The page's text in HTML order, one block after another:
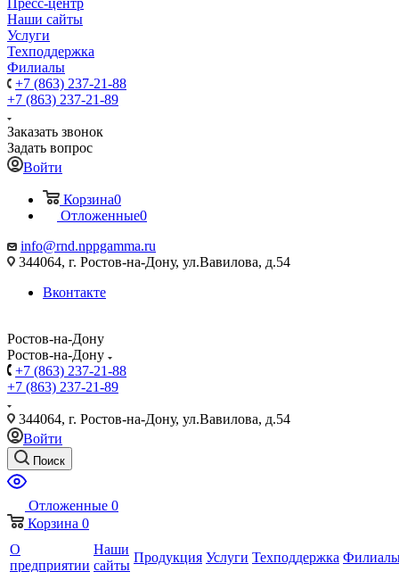
Пресс-центр
Наши сайты
Услуги
Техподдержка
Филиалы
+7 (863) 237-21-88
+7 (863) 237-21-89
Заказать звонок
Задать вопрос
Войти
Корзина0
Отложенные0
info@rnd.nppgamma.ru
344064, г. Ростов-на-Дону, ул.Вавилова, д.54
Вконтакте
Ростов-на-Дону
Ростов-на-Дону
+7 (863) 237-21-88
+7 (863) 237-21-89
344064, г. Ростов-на-Дону, ул.Вавилова, д.54
Войти
Поиск
Отложенные 0
Корзина 0
О
предприятии
Наши
сайты
Продукция Услуги Техподдержка